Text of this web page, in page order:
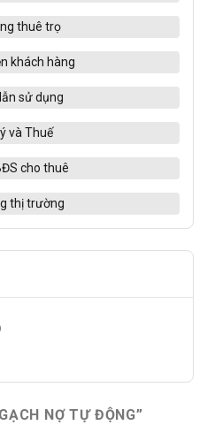
thuê trọ
khách hàng
sử dụng
và Thuế
cho thuê
thị trường
NỢ TỰ ĐỘNG”